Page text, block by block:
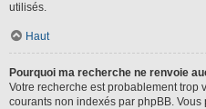
utilisés.
Haut
Pourquoi ma recherche ne renvoie
Votre recherche est probablement trop
courants non indexés par phpBB.